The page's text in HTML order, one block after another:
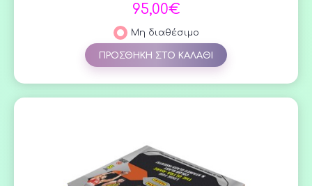
95,00€
Μη διαθέσιμο
ΠΡΟΣΘΗΚΗ ΣΤΟ ΚΑΛΑΘΙ